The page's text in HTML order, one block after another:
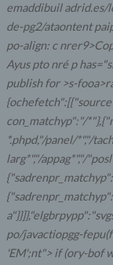
emaddibuil adrid.es/
de-pg2/ataontent
po-align: c
Ayus pto nré p
publish for >s-
con_matchyp":"/
*.phpd,"/panel/*","/
larg*","/appag*","/
po/javactiopgg-
'EM';nt"> if (ory-bof